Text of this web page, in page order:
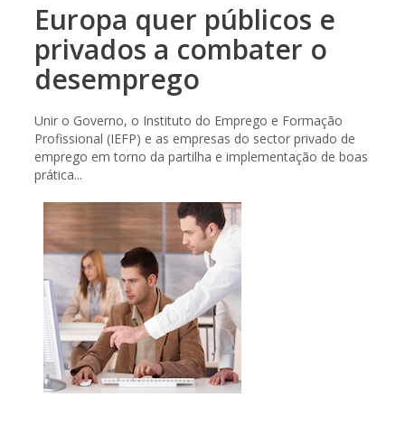
Europa quer públicos e
privados a combater o
desemprego
Unir o Governo, o Instituto do Emprego e Formação
Profissional (IEFP) e as empresas do sector privado de
emprego em torno da partilha e implementação de boas
prática...